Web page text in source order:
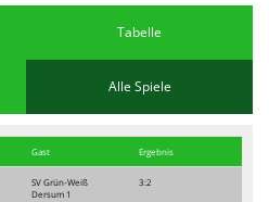
Tabelle
Alle Spiele
Gast Ergebnis
SV Grün-Weiß
Dersum 1
3:2